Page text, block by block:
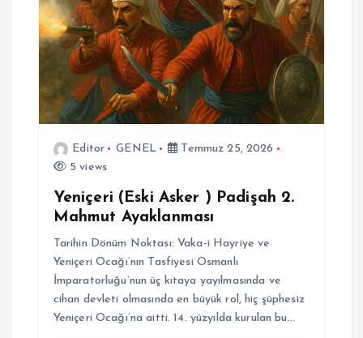
Editor GENEL
Temmuz 25, 2026
5 views
Yeniçeri (Eski Asker ) Padişah 2.
Mahmut Ayaklanması
Tarihin Dönüm Noktası: Vaka-i Hayriye ve
Yeniçeri Ocağı’nın Tasfiyesi Osmanlı
İmparatorluğu’nun üç kıtaya yayılmasında ve
cihan devleti olmasında en büyük rol, hiç şüphesiz
Yeniçeri Ocağı’na aitti. 14. yüzyılda kurulan bu…